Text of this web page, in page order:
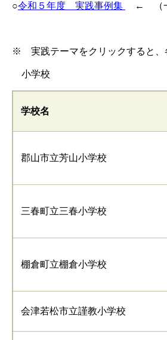
○令和５年度 実践事例集 ← （一
※ 実践テーマをクリックすると、
小学校
学校名
郡山市立芳山小学校
三春町立三春小学校
棚倉町立棚倉小学校
会津若松市立謹教小学校